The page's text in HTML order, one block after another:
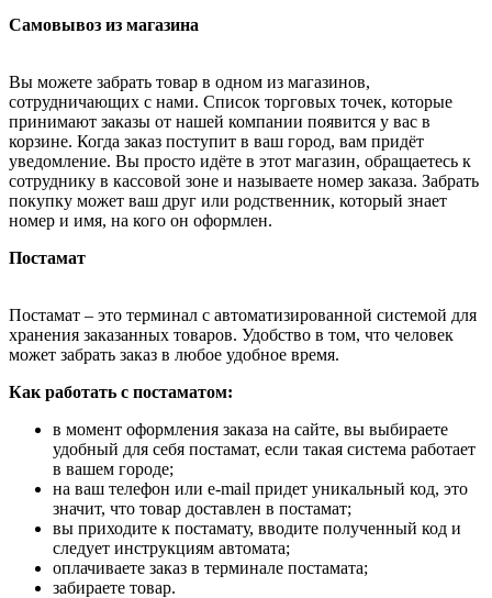
Самовывоз из магазина
Вы можете забрать товар в одном из магазинов,
сотрудничающих с нами. Список торговых точек, которые
принимают заказы от нашей компании появится у вас в
корзине. Когда заказ поступит в ваш город, вам придёт
уведомление. Вы просто идёте в этот магазин, обращаетесь к
сотруднику в кассовой зоне и называете номер заказа. Забрать
покупку может ваш друг или родственник, который знает
номер и имя, на кого он оформлен.
Постамат
Постамат – это терминал с автоматизированной системой для
хранения заказанных товаров. Удобство в том, что человек
может забрать заказ в любое удобное время.
Как работать с постаматом:
в момент оформления заказа на сайте, вы выбираете
удобный для себя постамат, если такая система работает
в вашем городе;
на ваш телефон или e-mail придет уникальный код, это
значит, что товар доставлен в постамат;
вы приходите к постамату, вводите полученный код и
следует инструкциям автомата;
оплачиваете заказ в терминале постамата;
забираете товар.